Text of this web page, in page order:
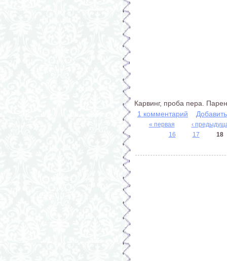
Карвинг, проба пера.
1 комментарий
Страницы
« первая
‹
16
17 18